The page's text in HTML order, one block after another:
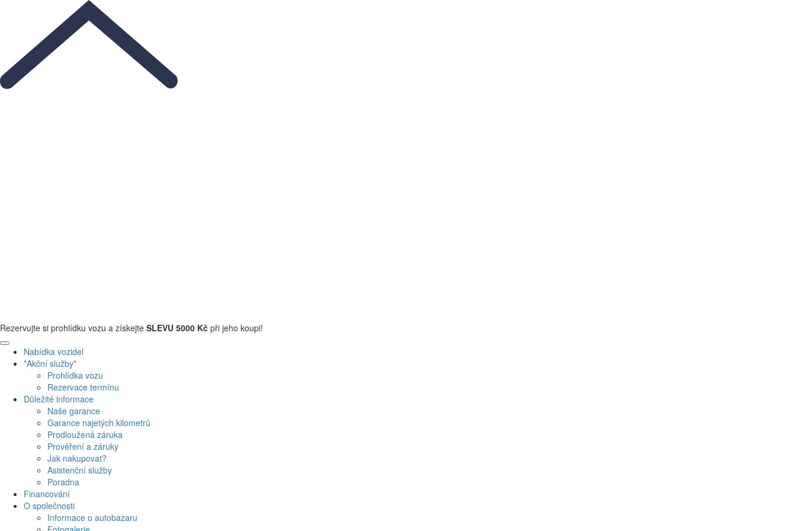
Rezervujte si prohlídku vozu a získejte SLEVU 5000 Kč při jeho koupi!
Nabídka vozidel
*Akční služby*
Prohlídka vozu
Rezervace termínu
Důležité informace
Naše garance
Garance najetých kilometrů
Prodloužená záruka
Prověření a záruky
Jak nakupovat?
Asistenční služby
Poradna
Financování
O společnosti
Informace o autobazaru